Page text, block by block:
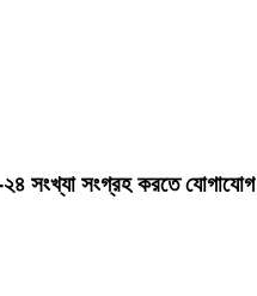
২৪ সংখ্যা সংগ্রহ করতে